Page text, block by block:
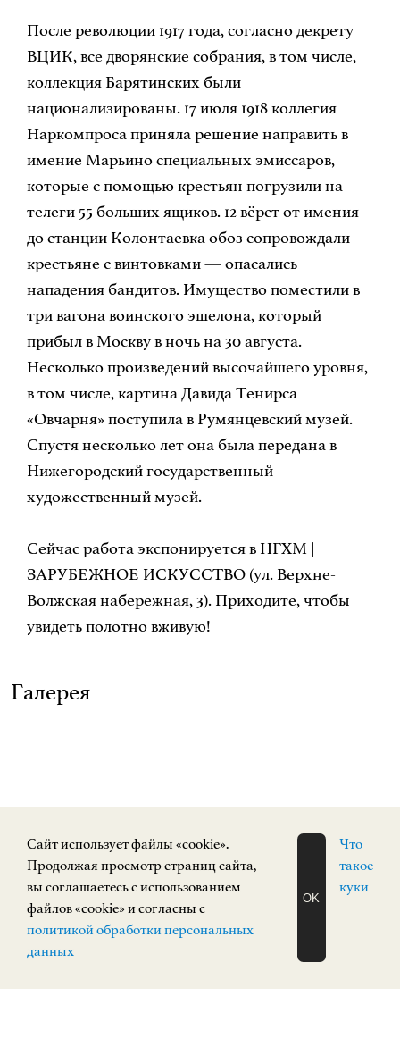
После революции 1917 года, согласно декрету
ВЦИК, все дворянские собрания, в том числе,
коллекция Барятинских были
национализированы. 17 июля 1918 коллегия
Наркомпроса приняла решение направить в
имение Марьино специальных эмиссаров,
которые с помощью крестьян погрузили на
телеги 55 больших ящиков. 12 вёрст от имения
до станции Колонтаевка обоз сопровождали
крестьяне с винтовками — опасались
нападения бандитов. Имущество поместили в
три вагона воинского эшелона, который
прибыл в Москву в ночь на 30 августа.
Несколько произведений высочайшего уровня,
в том числе, картина Давида Тенирса
«Овчарня» поступила в Румянцевский музей.
Спустя несколько лет она была передана в
Нижегородский государственный
художественный музей.
Сейчас работа экспонируется в НГХМ |
ЗАРУБЕЖНОЕ ИСКУССТВО (ул. Верхне-
Волжская набережная, 3). Приходите, чтобы
увидеть полотно вживую!
Галерея
ЗАПИСАТЬСЯ
НА ЭКСКУРСИЮ
Cайт использует файлы «cookie».
Продолжая просмотр страниц сайта,
вы соглашаетесь с использованием
файлов «cookie» и согласны с
политикой обработки персональных
данных
OK
Что
такое
куки